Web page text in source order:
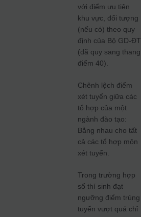
với điểm ưu tiên
khu vực, đối tượng
(nếu có) theo quy
định của Bộ GD-ĐT
(đã quy sang thang
điểm 40).
Chênh lệch điểm
xét tuyển giữa các
tổ hợp của một
ngành đào tạo:
Bằng nhau cho tất
cả các tổ hợp môn
xét tuyển.
Trong trường hợp
số thí sinh đạt
ngưỡng điểm trúng
tuyển vượt quá chỉ